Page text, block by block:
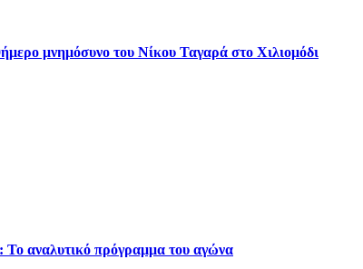
μνημόσυνο του Νίκου Ταγαρά στο Χιλιομόδι
αναλυτικό πρόγραμμα του αγώνα